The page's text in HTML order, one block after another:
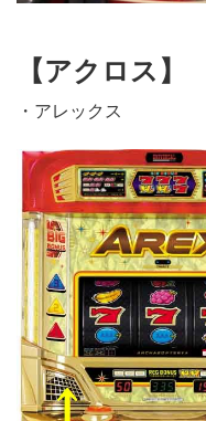
【アクロス】
・アレックス